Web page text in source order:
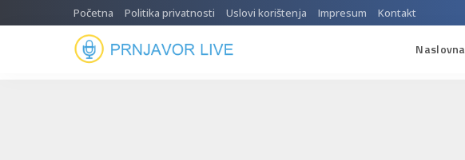
Početna Politika privatnosti Uslovi korištenja Impresum Kontakt
Naslovna